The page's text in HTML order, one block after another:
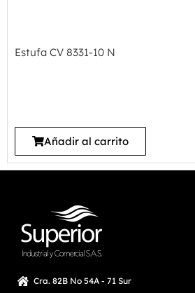
Estufa CV 8331-10 N
Añadir al carrito
Cra. 82B No 54A - 71 Sur